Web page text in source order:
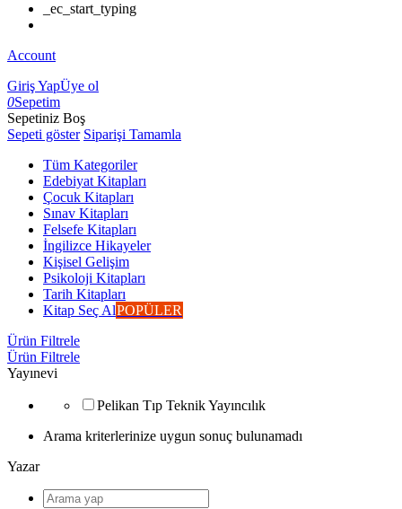
_ec_start_typing
Account
Giriş YapÜye ol
0Sepetim
Sepetiniz Boş
Sepeti göster Siparişi Tamamla
Tüm Kategoriler
Edebiyat Kitapları
Çocuk Kitapları
Sınav Kitapları
Felsefe Kitapları
İngilizce Hikayeler
Kişisel Gelişim
Psikoloji Kitapları
Tarih Kitapları
Kitap Seç AlPOPÜLER
Ürün Filtrele
Ürün Filtrele
Yayınevi
Pelikan Tıp Teknik Yayıncılık
Arama kriterlerinize uygun sonuç bulunamadı
Yazar